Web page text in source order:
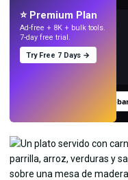
Probar→
⭐ Premium Plan
Ad-free + 8K + bulk tools.
7-day free trial.
Try Free 7 Days →